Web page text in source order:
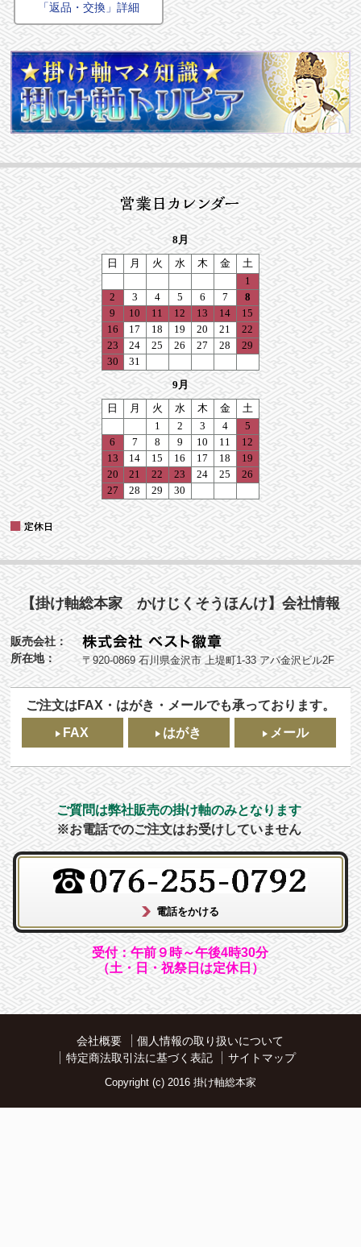
「返品・交換」詳細
【掛け軸総本家 かけじくそうほんけ】会社情報
販売会社：
所在地：
〒920-0869 石川県金沢市 上堤町1-33 アパ金沢ビル2F
ご注文はFAX・はがき・メールでも承っております。
FAX
はがき メール
ご質問は弊社販売の掛け軸のみとなります
※お電話でのご注文はお受けしていません
受付：午前９時～午後4時30分
（土・日・祝祭日は定休日）
会社概要
個人情報の取り扱いについて
特定商法取引法に基づく表記
サイトマップ
Copyright (c) 2016 掛け軸総本家